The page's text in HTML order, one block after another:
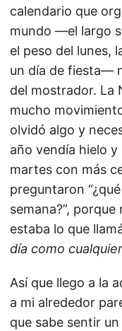
calendario que
mundo —el largo
el peso del lunes,
un día de fiesta—
del mostrador. La
mucho
olvidó algo y
año vendía hielo
martes con más
preguntaron
semana?”,
estaba lo que
día como
Así que llego a la
a mi alrededor
que sabe sentir